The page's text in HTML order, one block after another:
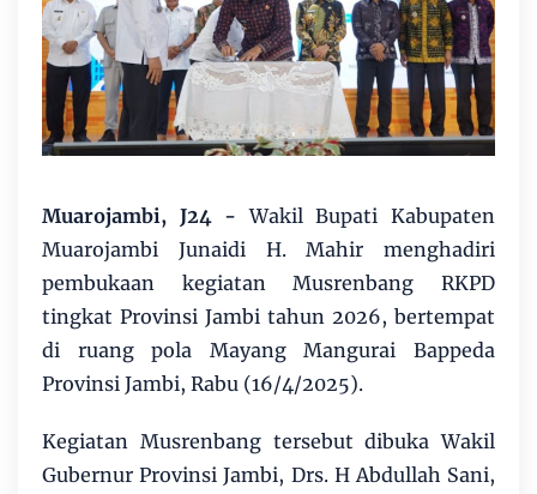
Muarojambi, J24 -Wakil Bupati Kabupaten
Muarojambi Junaidi H. Mahir menghadiri
pembukaan kegiatan Musrenbang RKPD
tingkat Provinsi Jambi tahun 2026, bertempat
di ruang pola Mayang Mangurai Bappeda
Provinsi Jambi, Rabu (16/4/2025).
Kegiatan Musrenbang tersebut dibuka Wakil
Gubernur Provinsi Jambi, Drs. H Abdullah Sani,